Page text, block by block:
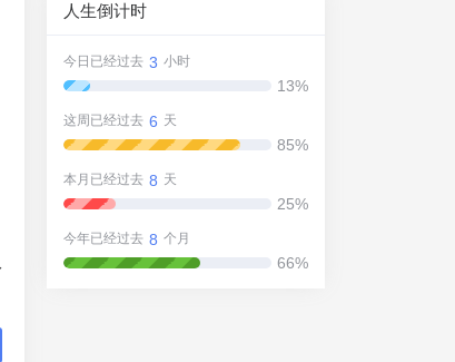
人生倒计时
今日已经过去 3 小时
13%
这周已经过去 6 天
85%
本月已经过去 8 天
25%
今年已经过去 8 个月
66%